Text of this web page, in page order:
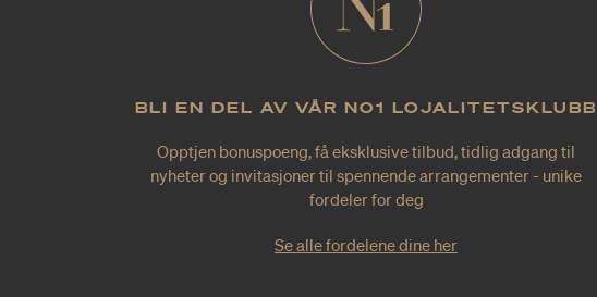
BLI EN DEL AV VÅR NO1 LOJALITETSKLUBB
Opptjen bonuspoeng, få eksklusive tilbud, tidlig adgang til
nyheter og invitasjoner til spennende arrangementer - unike
fordeler for deg
Se alle fordelene dine her